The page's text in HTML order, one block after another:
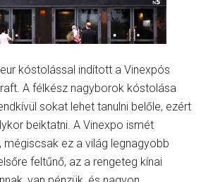
kóstolással indított a Vinexpós
A félkész nagyborok kóstolása
sokat lehet tanulni belőle, ezért
beiktatni. A Vinexpo ismét
mégiscsak ez a világ legnagyobb
feltűnő, az a rengeteg kínai